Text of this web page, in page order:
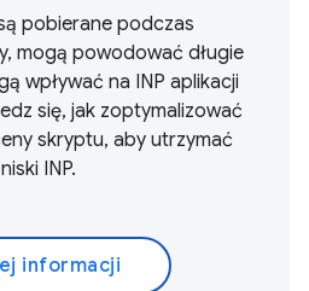
pobierane podczas
mogą powodować długie
wpływać na INP aplikacji
się, jak zoptymalizować
skryptu, aby utrzymać
niski INP.
informacji